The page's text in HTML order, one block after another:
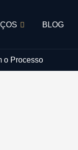
BLOG
o Processo